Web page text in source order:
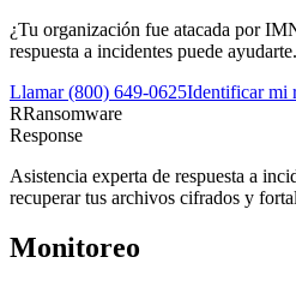
¿Tu organización fue atacada por
respuesta a incidentes puede ayudarte.
Llamar(800) 649-0625Identificar mi
RRansomware
Response
Asistencia experta de respuesta a
recuperar tus archivos cifrados y
Monitoreo